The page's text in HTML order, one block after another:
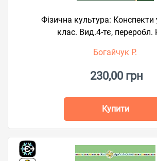
Фізична культура: Конспекти
клас. Вид.4-тє,
Богайчук Р.
230,00 грн
Купити